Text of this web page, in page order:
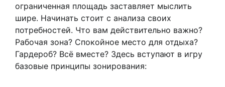
ограниченная площадь заставляет мыслить
шире. Начинать стоит с анализа своих
потребностей. Что вам действительно важно?
Рабочая зона? Спокойное место для отдыха?
Гардероб? Всё вместе? Здесь вступают в игру
базовые принципы зонирования: